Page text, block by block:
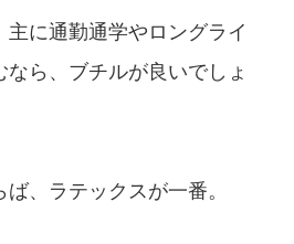
に通勤通学やロングライ
なら、ブチルが良いでしょ
、ラテックスが一番。